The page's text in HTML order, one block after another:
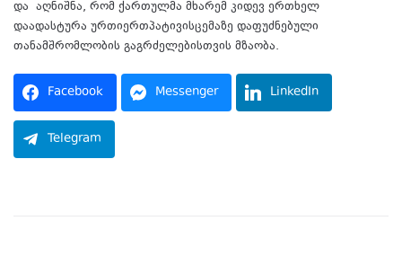
და აღნიშნა, რომ ქართულმა მხარემ კიდევ ერთხელ
დაადასტურა ურთიერთპატივისცემაზე დაფუძნებული
თანამშრომლობის გაგრძელებისთვის მზაობა.
Facebook Messenger LinkedIn
Telegram